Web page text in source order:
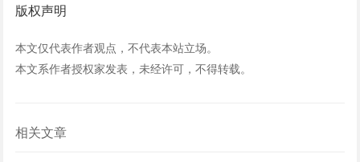
版权声明
本文仅代表作者观点，不代表本站立场。
本文系作者授权家发表，未经许可，不得转载。
相关文章